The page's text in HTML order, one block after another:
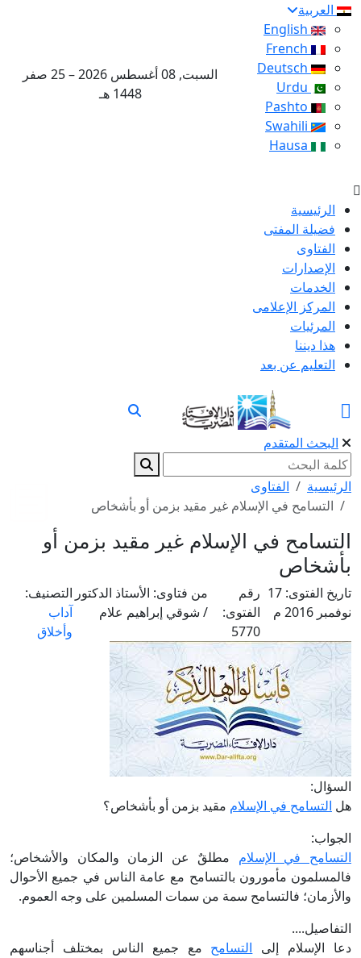
العربية
السبت, 08 أغسطس 2026 – 25 صفر
1448 هـ
الرئيسية
فضيلة المفتى
الفتاوى
الإصدارات
الخدمات
المركز الإعلامى
المرئيات
هذا ديننا
التعليم عن بعد
البحث المتقدم
الرئيسية
الفتاوى
التسامح في الإسلام غير مقيد بزمن أو بأشخاص
التسامح في الإسلام غير مقيد بزمن أو
بأشخاص
تاريخ الفتوى: 17
نوفمبر 2016 م
رقم
الفتوى:
5770
من فتاوى: الأستاذ الدكتور
/ شوقي إبراهيم علام
التصنيف:
آداب
وأخلاق
السؤال:
هل التسامح في الإسلام مقيد بزمن أو بأشخاص؟
الجواب:
التسامح في الإسلام مطلقٌ عن الزمان والمكان والأشخاص؛
فالمسلمون مأمورون بالتسامح مع عامة الناس في جميع الأحوال
والأزمان؛ فالتسامح سمة من سمات المسلمين على وجه العموم.
التفاصيل....
دعا الإسلام إلى التسامح مع جميع الناس بمختلف أجناسهم